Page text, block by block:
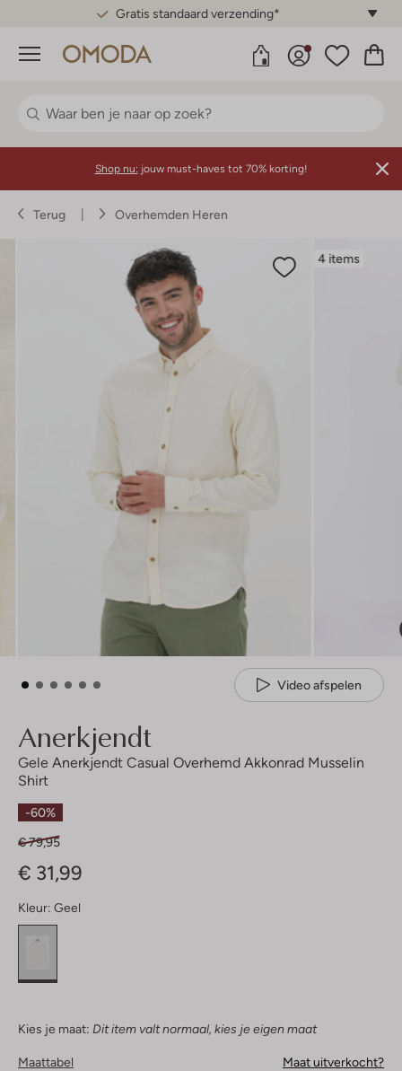
Gratis standaard verzending*
Menu
Shop nu: jouw must-haves tot 70% korting!
Terug Overhemden Heren
4 items
Video afspelen
Anerkjendt
Gele Anerkjendt Casual Overhemd Akkonrad Musselin
Shirt
-60%
€ 79,95
€ 31,99
Kleur: Geel
Kies je maat: Dit item valt normaal, kies je eigen maat
Maattabel Maat uitverkocht?